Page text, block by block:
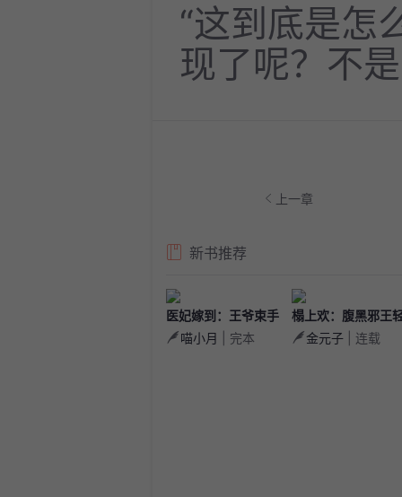
“这到底是怎
现了呢？不
上一章
新书推荐
医妃嫁到：王爷束手
就擒喵小月 | 完本
榻上欢：腹黑邪王
点宠金元子 | 连载